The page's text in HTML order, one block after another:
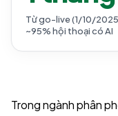
Từ go-live (1/10/
~95% hội thoại có AI
Trong ngành phân